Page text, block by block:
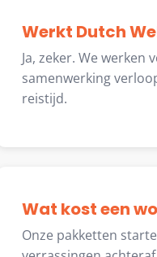
Werkt Dutch
Ja, zeker. We
samenwerking
reistijd.
Wat kost een
Onze pakketten